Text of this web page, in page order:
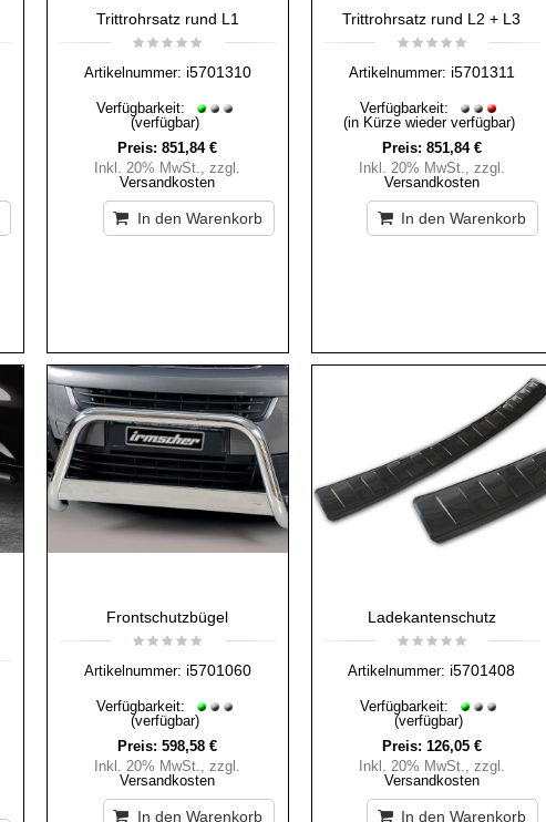
Trittrohrsatz rund L1
Artikelnummer: i5701310
Verfügbarkeit:
(verfügbar)
Preis: 851,84 €
Inkl. 20% MwSt.,zzgl.
Versandkosten
In den Warenkorb
Trittrohrsatz rund L2 + L3
Artikelnummer: i5701311
Verfügbarkeit:
(in Kürze wieder verfügbar)
Preis: 851,84 €
Inkl. 20% MwSt., zzgl.
Versandkosten
In den Warenkorb
Frontschutzbügel
Artikelnummer: i5701060
Verfügbarkeit:
(verfügbar)
Preis: 598,58 €
Inkl. 20% MwSt.,zzgl.
Versandkosten
In den Warenkorb
Ladekantenschutz
Artikelnummer: i5701408
Verfügbarkeit:
(verfügbar)
Preis: 126,05 €
Inkl. 20% MwSt., zzgl.
Versandkosten
In den Warenkorb